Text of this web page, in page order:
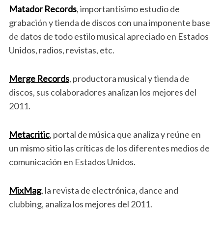
Matador Records, importantísimo estudio de
grabación y tienda de discos con una imponente base
de datos de todo estilo musical apreciado en Estados
Unidos, radios, revistas, etc.
Merge Records, productora musical y tienda de
discos, sus colaboradores analizan los mejores del
2011.
Metacritic, portal de música que analiza y reúne en
un mismo sitio las críticas de los diferentes medios de
comunicación en Estados Unidos.
MixMag, la revista de electrónica, dance and
clubbing, analiza los mejores del 2011.